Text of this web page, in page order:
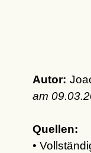
Autor:
am
Quellen:
•